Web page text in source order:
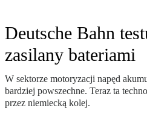
Deutsche Bahn
zasilany bateriami
W sektorze motoryzacji napęd
bardziej powszechne. Teraz ta
przez niemiecką kolej.